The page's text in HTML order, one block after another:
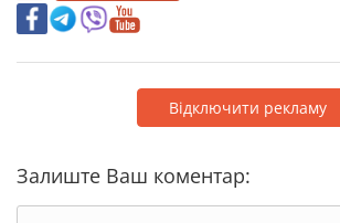
Відключити рекламу
Залиште Ваш коментар: